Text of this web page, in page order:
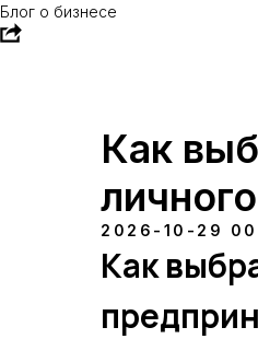
Блог о бизнесе
Как
2026-10-29
Как